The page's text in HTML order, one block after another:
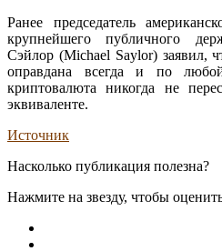
Ранее председатель
крупнейшего публичного
Сэйлор (Michael Saylor) заявил,
оправдана всегда и по
криптовалюта никогда не
эквиваленте.
Источник
Насколько публикация полезна?
Нажмите на звезду, чтобы